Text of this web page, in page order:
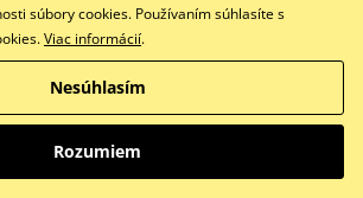
košíka
súbory cookies. Používaním súhlasíte s
Viac informácií.
Nesúhlasím
Rozumiem